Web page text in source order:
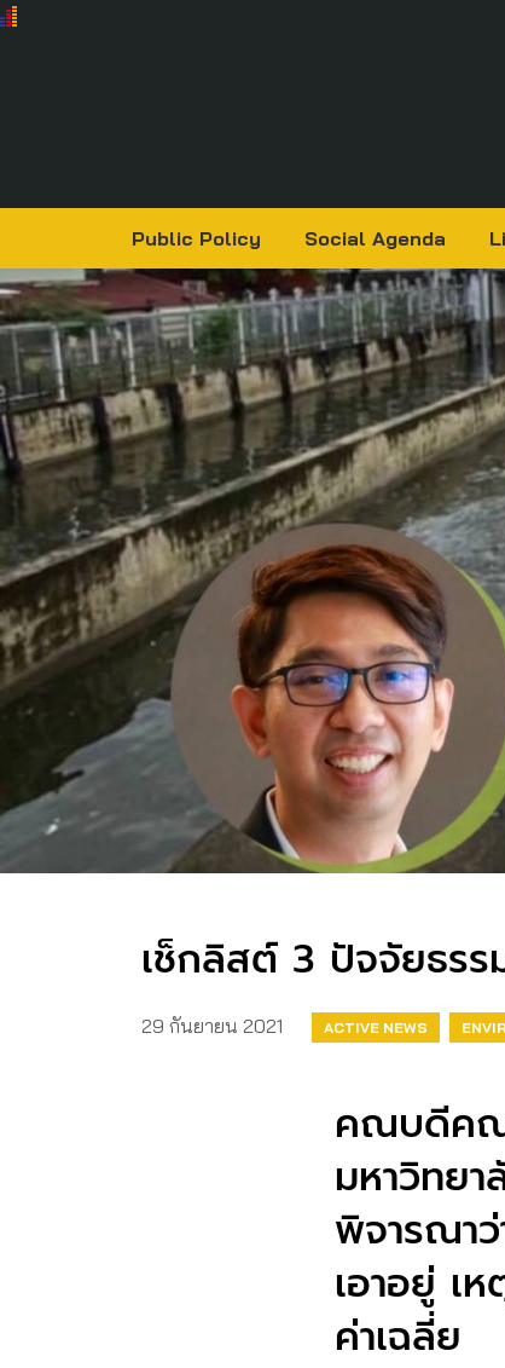
Public Policy Social Agenda
เช็กลิสต์ 3 ปัจจัยธรร
29 กันยายน 2021 ACTIVE NEWS
คณบดีคณ
มหาวิทยา
พิจารณา
เอาอยู่ เ
ค่าเฉลี่ย